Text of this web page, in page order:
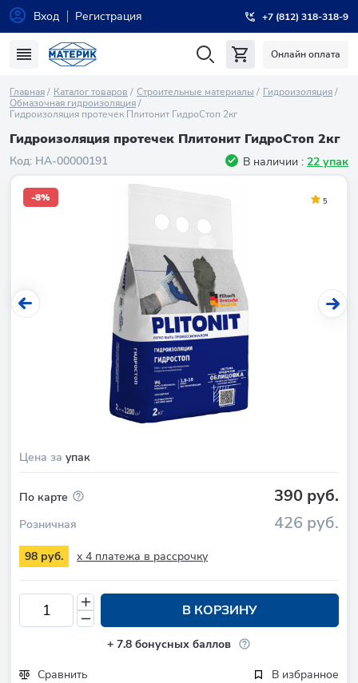
Вход Регистрация +7 (812) 318-318-9
Онлайн оплата
Главная Каталог товаров Строительные материалы
Гидроизоляция
Обмазочная гидроизоляция
Гидроизоляция протечек Плитонит ГидроСтоп 2кг
Гидроизоляция протечек Плитонит ГидроСтоп 2кг
Код: НA-00000191 В наличии : 22 упак
Цена за упак
-8% 5
По карте 390 руб.
Розничная 426 руб.
98 руб. x 4 платежа в рассрочку
В КОРЗИНУ
+ 7.8 бонусных баллов
Сравнить
В избранное